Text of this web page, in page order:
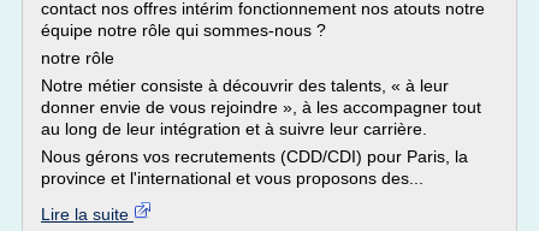
contact nos offres intérim fonctionnement nos atouts notre
équipe notre rôle qui sommes-nous ?
notre rôle
Notre métier consiste à découvrir des talents, « à leur
donner envie de vous rejoindre », à les accompagner tout
au long de leur intégration et à suivre leur carrière.
Nous gérons vos recrutements (CDD/CDI) pour Paris, la
province et l'international et vous proposons des...
Lire la suite